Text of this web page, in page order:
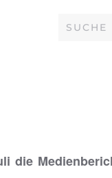
die